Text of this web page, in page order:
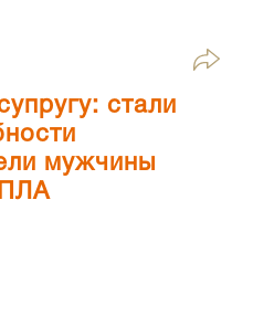
стали
мужчины